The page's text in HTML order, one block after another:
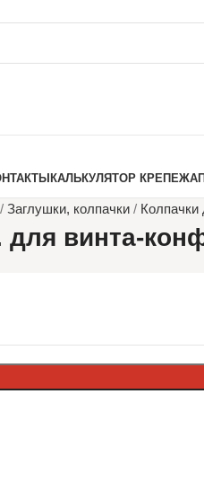
КАЛЬКУЛЯТОР КРЕПЕЖА
/ Заглушки, колпачки / Колпачки
для винта-